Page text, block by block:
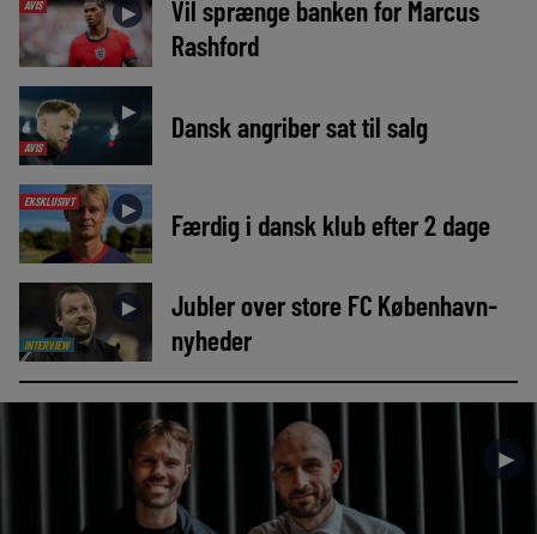
AVIS ►
Vil sprænge banken for Marcus
Rashford
AVIS
► Dansk angriber sat til salg
EKSKLUSIVT ► Færdig i dansk klub efter 2 dage
INTERVIEW
►
Jubler over store FC København-
nyheder
►